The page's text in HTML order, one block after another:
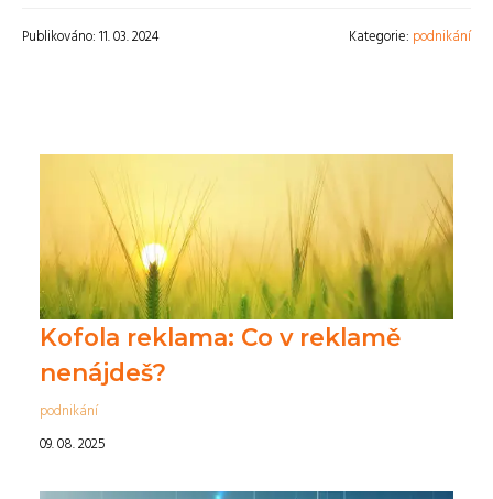
Publikováno: 11. 03. 2024 Kategorie: podnikání
Kofola reklama: Co v reklamě
nenájdeš?
podnikání
09. 08. 2025